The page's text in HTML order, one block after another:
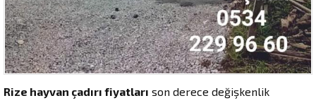
Rize hayvan çadırı fiyatları son derece değişkenlik